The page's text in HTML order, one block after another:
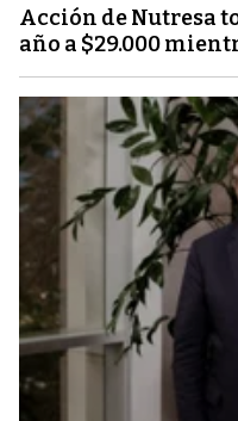
Acción de Nutresa
año a $29.000